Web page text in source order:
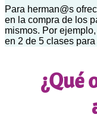
Para herman@s
en la compra de los
mismos. Por
en 2 de 5 clases
¿Qué